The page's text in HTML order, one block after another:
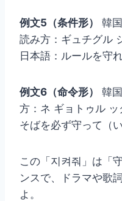
例文5（条件形）
韓
読み方：ギュチグル
日本語：ルールを守
例文6（命令形）
韓
方：ネ ギョトゥル
そばを必ず守って（い
この「지켜줘」は「
ンスで、ドラマや歌
よ。